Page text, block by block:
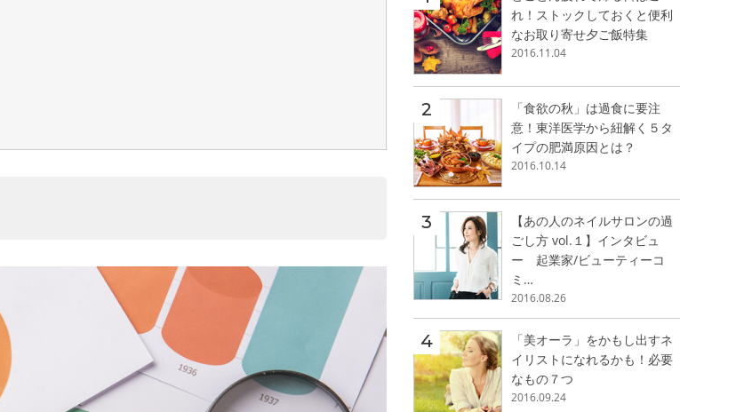
れ！ストックしておくと便利
なお取り寄せ夕ご飯特集
2016.11.04
「食欲の秋」は過食に要注
意！東洋医学から紐解く５タ
イプの肥満原因とは？
2016.10.14
【あの人のネイルサロンの過
ごし方 vol.１】インタビュ
ー 起業家/ビューティーコ
ミ…
2016.08.26
「美オーラ」をかもし出すネ
イリストになれるかも！必要
なもの７つ
2016.09.24